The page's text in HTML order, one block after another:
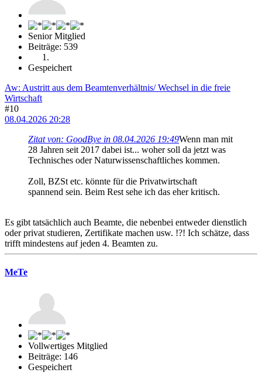
Senior Mitglied
Beiträge: 539
Gespeichert
Aw: Austritt aus dem Beamtenverhältnis/ Wechsel in die freie
Wirtschaft
#10
08.04.2026 20:28
Zitat von: GoodBye in 08.04.2026 19:49Wenn man mit
28 Jahren seit 2017 dabei ist... woher soll da jetzt was
Technisches oder Naturwissenschaftliches kommen.
Zoll, BZSt etc. könnte für die Privatwirtschaft
spannend sein. Beim Rest sehe ich das eher kritisch.
Es gibt tatsächlich auch Beamte, die nebenbei entweder dienstlich
oder privat studieren, Zertifikate machen usw. !?! Ich schätze, dass
trifft mindestens auf jeden 4. Beamten zu.
MeTe
Vollwertiges Mitglied
Beiträge: 146
Gespeichert